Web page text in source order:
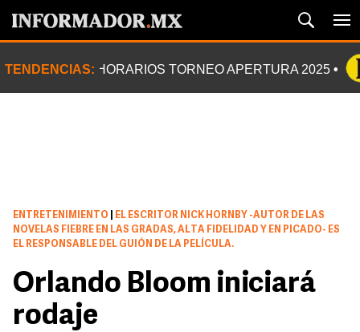
TENDENCIAS: HORARIOS TORNEO APERTURA 2025
ENTRETENIMIENTO
EL ESCRITOR NICK HORNBY -AUTOR DE LAS
NOVELAS FIEBRE EN LAS GRADAS, ALTA FIDELIDAD Y EN PICADO- ES
EL RESPONSABLE DEL GUIÓN DE LA PELÍCULA.
Orlando Bloom iniciará
rodaje